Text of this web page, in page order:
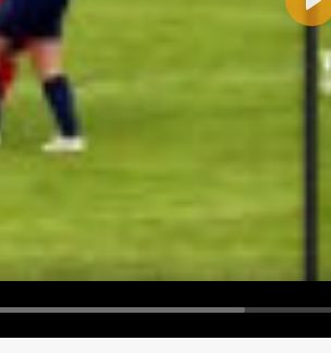
Bitte verwende "www." oder "http://" in URLs
wenn auf dieser Seite weitere Kommentare erscheinen.